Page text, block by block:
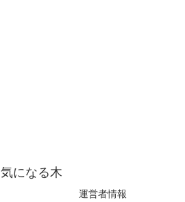
気になる木
運営者情報